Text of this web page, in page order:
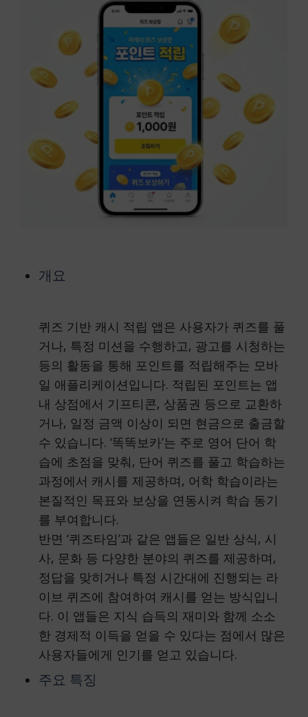
개요
퀴즈 기반 캐시 적립 앱은 사용자가 퀴즈를 풀
거나, 특정 미션을 수행하고, 광고를 시청하는
등의 활동을 통해 포인트를 적립해주는 모바
일 애플리케이션입니다. 적립된 포인트는 앱
내 상점에서 기프티콘, 상품권 등으로 교환하
거나, 일정 금액 이상이 되면 현금으로 출금할
수 있습니다. ‘똑똑보카’는 주로 영어 단어 학
습에 초점을 맞춰, 단어 퀴즈를 풀고 학습하는
과정에서 캐시를 제공하며, 어학 학습이라는
본질적인 목표와 보상을 연동시켜 학습 동기
를 부여합니다.
반면 ‘퀴즈타임’과 같은 앱들은 일반 상식, 시
사, 문화 등 다양한 분야의 퀴즈를 제공하며,
정답을 맞히거나 특정 시간대에 진행되는 라
이브 퀴즈에 참여하여 캐시를 얻는 방식입니
다. 이 앱들은 지식 습득의 재미와 함께 소소
한 경제적 이득을 얻을 수 있다는 점에서 많은
사용자들에게 인기를 얻고 있습니다.
주요 특징